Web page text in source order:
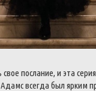
послание, и эта
всегда был ярким